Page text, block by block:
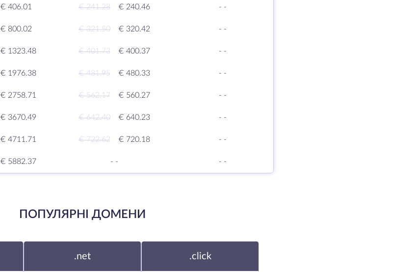
€ 406.01 € 241.28 € 240.46 - -
€ 800.02 € 321.50 € 320.42 - -
€ 1323.48 € 401.73 € 400.37 - -
€ 1976.38 € 481.95 € 480.33 - -
€ 2758.71 € 562.17 € 560.27 - -
€ 3670.49 € 642.40 € 640.23 - -
€ 4711.71 € 722.62 € 720.18 - -
€ 5882.37 - - - -
ПОПУЛЯРНІ ДОМЕНИ
.net .click